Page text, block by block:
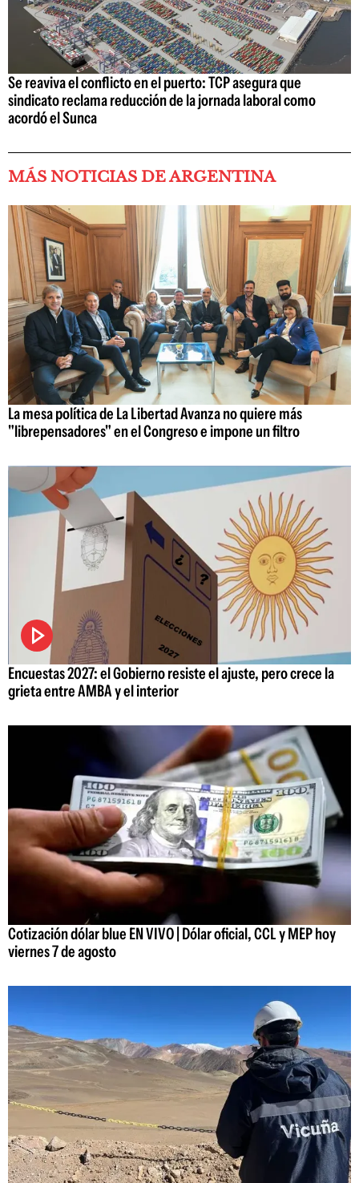
Se reaviva el conflicto en el puerto: TCP asegura que
sindicato reclama reducción de la jornada laboral como
acordó el Sunca
MÁS NOTICIAS DE ARGENTINA
La mesa política de La Libertad Avanza no quiere más
"librepensadores" en el Congreso e impone un filtro
Encuestas 2027: el Gobierno resiste el ajuste, pero crece la
grieta entre AMBA y el interior
Cotización dólar blue EN VIVO | Dólar oficial, CCL y MEP hoy
viernes 7 de agosto